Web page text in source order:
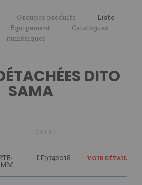
Groupes produits
Liste
Equipement
Catalogues
numériques
DITO
SAMA
CODE
LF9742018 VOIR DÉTAIL